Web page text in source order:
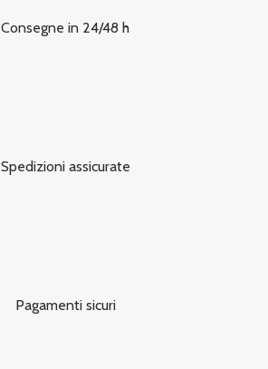
Consegne in 24/48 h
Spedizioni assicurate
Pagamenti sicuri